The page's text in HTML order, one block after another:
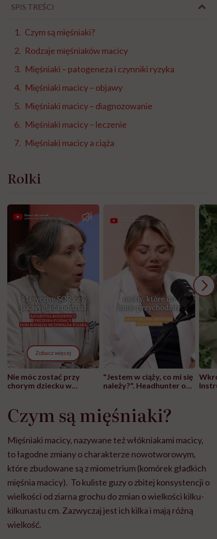
SPIS TREŚCI
Czym są mięśniaki?
Rodzaje mięśniaków macicy
Mięśniaki – patogeneza i czynniki ryzyka
Mięśniaki macicy – objawy
Mięśniaki macicy – diagnozowanie
Mięśniaki macicy – leczenie
Mięśniaki macicy a ciąża
Rolki
Zobacz więcej
Nie móc zostać przy
chorym dziecku w
może chyba tylko
głupota i brak
wyobraźni"
"Jestem w ciąży, co mi się
należy?". Headhunter o
pracy
Czym są mięśniaki?
Mięśniaki macicy, nazywane też włókniakami macicy,
to łagodne zmiany o charakterze nowotworowym,
które zbudowane są z miometrium (komórek gładkich
mięśnia macicy). To kuliste guzy o zbitej konsystencji o
wielkości od ziarna grochu do zmian o wielkości kilku-
kilkunastu cm. Zazwyczaj jest ich kilka i mają różną
wielkość.